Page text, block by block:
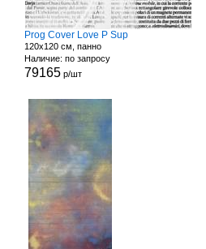
Prog Cover Love P Sup
120x120 см, панно
Наличие: по запросу
79165 р/шт